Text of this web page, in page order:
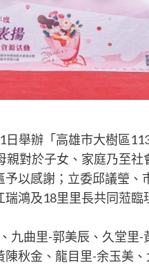
日舉辦「高雄市大樹區
對於子女、家庭乃至
以感謝；立委邱議瑩、
鴻及18里里長共同蒞臨
九曲里-郭美辰、久堂里
秋金、龍目里-余玉美